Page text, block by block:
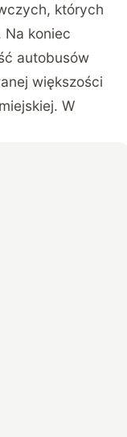
których
Na koniec
autobusów
większości
W